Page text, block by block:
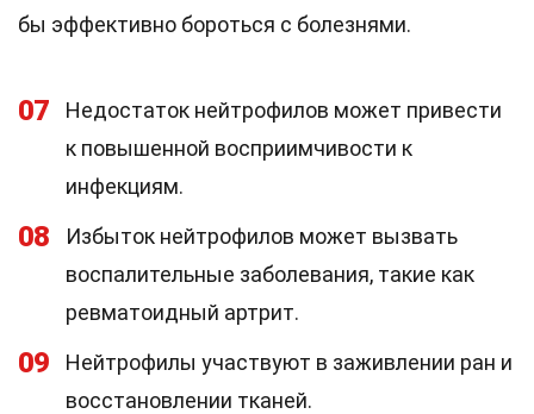
бы эффективно бороться с болезнями.
07
Недостаток нейтрофилов может привести
к повышенной восприимчивости к
инфекциям.
08
Избыток нейтрофилов может вызвать
воспалительные заболевания, такие как
ревматоидный артрит.
09
Нейтрофилы участвуют в заживлении ран и
восстановлении тканей.